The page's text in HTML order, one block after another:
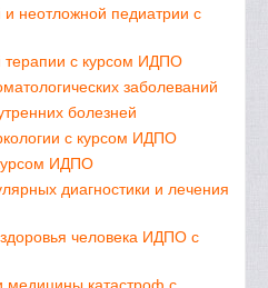
и неотложной педиатрии с
терапии с курсом ИДПО
заболеваний
болезней
с курсом ИДПО
ИДПО
диагностики и лечения
человека ИДПО с
катастроф с